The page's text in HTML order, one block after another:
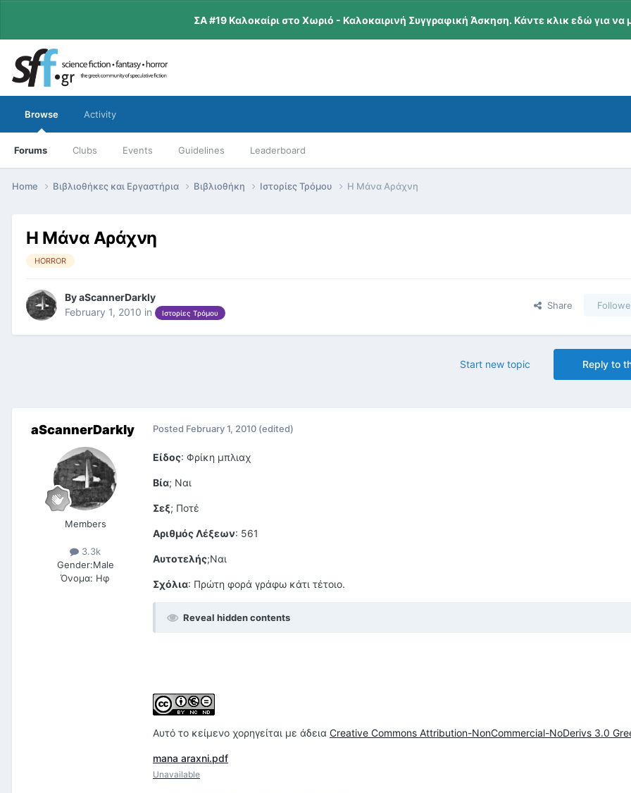
ΣΑ #19 Καλοκαίρι στο Χωριό - Καλοκαιρινή Συγγραφική Άσκηση. Κάντε κλικ εδώ για να
Browse
Forums Clubs Events Guidelines Leaderboard
Activity
Home Βιβλιοθήκες και Εργαστήρια Βιβλιοθήκη Ιστορίες Τρόμου Η Μάνα Αράχνη
Η Μάνα Αράχνη
HORROR
ByaScannerDarkly
February 1, 2010 in Ιστορίες Τρόμου
Share
Reply to
Start new topic
aScannerDarkly
Members
3.3k
Gender:Male
Όνομα: Ηφ
Posted February 1, 2010 (edited)
Είδος: Φρίκη μπλιαχ
Βία; Ναι
Σεξ; Ποτέ
Αριθμός Λέξεων: 561
Αυτοτελής;Ναι
Σχόλια: Πρώτη φορά γράφω κάτι τέτοιο.
Reveal hidden contents
Αυτό το κείμενο χορηγείται με άδεια Creative Commons Attribution-NonCommercial-NoDerivs 3.0
mana araxni.pdf
Unavailable